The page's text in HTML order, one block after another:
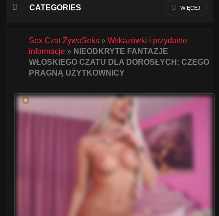
CATEGORIES WIĘCEJ
Azjatycka
Babcie
Blondynki
Drobne Ciało
Sex Czat ZywoSeks » Wskazówki i przydatne
informacje » NIEODKRYTE FANTAZJE
WŁOSKIEGO CZATU DLA DOROSŁYCH: CZEGO
PRAGNĄ UŻYTKOWNICY